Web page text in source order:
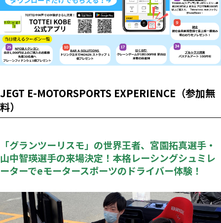
JEGT E-MOTORSPORTS EXPERIENCE（参加無
料）
「グランツーリスモ」の世界王者、宮園拓真選手・
山中智瑛選手の来場決定！本格レーシングシュミレ
ーターでeモータースポーツのドライバー体験！